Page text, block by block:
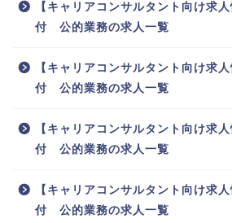
【キャリアコンサルタント向け求
付 公的業務の求人一覧
【キャリアコンサルタント向け求
付 公的業務の求人一覧
【キャリアコンサルタント向け求
付 公的業務の求人一覧
【キャリアコンサルタント向け求
付 公的業務の求人一覧